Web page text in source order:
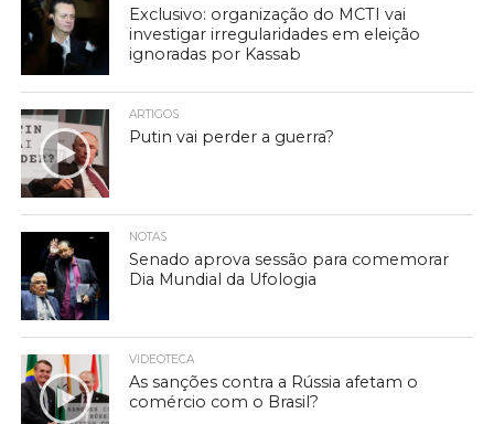
Exclusivo: organização do MCTI vai
investigar irregularidades em eleição
ignoradas por Kassab
ARTIGOS
Putin vai perder a guerra?
NOTAS
Senado aprova sessão para comemorar
Dia Mundial da Ufologia
VIDEOTECA
As sanções contra a Rússia afetam o
comércio com o Brasil?